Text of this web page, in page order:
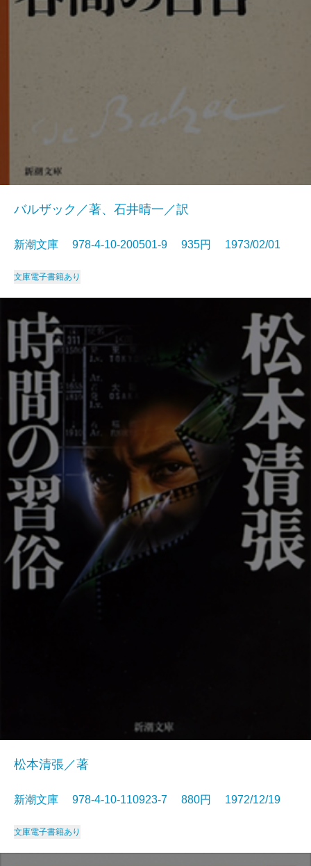
バルザック／著、石井晴一／訳
新潮文庫 978-4-10-200501-9 935円 1973/02/01
文庫電子書籍あり
松本清張／著
新潮文庫 978-4-10-110923-7 880円 1972/12/19
文庫電子書籍あり